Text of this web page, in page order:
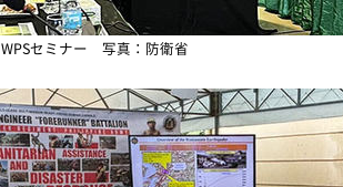
WPSセミナー 写真：防衛省